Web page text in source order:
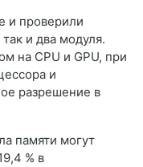
и проверили
и два модуля.
на CPU и GPU, при
и
разрешение в
памяти могут
% в